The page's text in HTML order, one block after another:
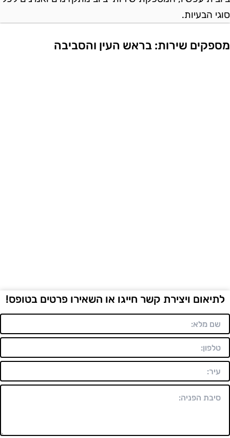
הבעיות.
שירות: בראש העין והסביבה
לתיאום ויצירת קשר חייגו או השאירו פרטים בטופס!